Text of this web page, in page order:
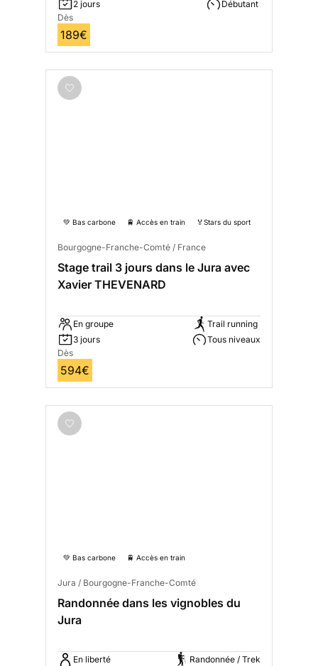
2 jours
Débutant
Dès
189€
💚 Bas carbone 🚆 Accès en train 🏅Stars du sport
Bourgogne-Franche-Comté / France
Stage trail 3 jours dans le Jura avec
Xavier THEVENARD
En groupe
3 jours
Trail running
Tous niveaux
Dès
594€
💚 Bas carbone 🚆 Accès en train
Jura / Bourgogne-Franche-Comté
Randonnée dans les vignobles du
Jura
En liberté
Randonnée / Trek